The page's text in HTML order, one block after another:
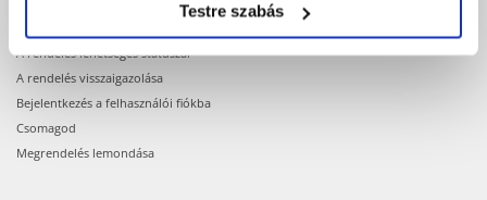
Testre szabás
A rendelés lehetséges státuszai
A rendelés visszaigazolása
Bejelentkezés a felhasználói fiókba
Csomagod
Megrendelés lemondása